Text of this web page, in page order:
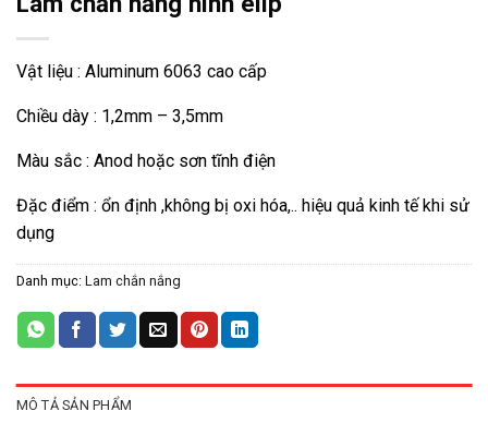
Vật liệu : Aluminum 6063 cao cấp
Chiều dày : 1,2mm – 3,5mm
Màu sắc : Anod hoặc sơn tĩnh điện
Đặc điểm : ổn định ,không bị oxi hóa,.. hiệu quả kinh tế khi sử
dụng
Danh mục: Lam chắn nắng
MÔ TẢ SẢN PHẨM